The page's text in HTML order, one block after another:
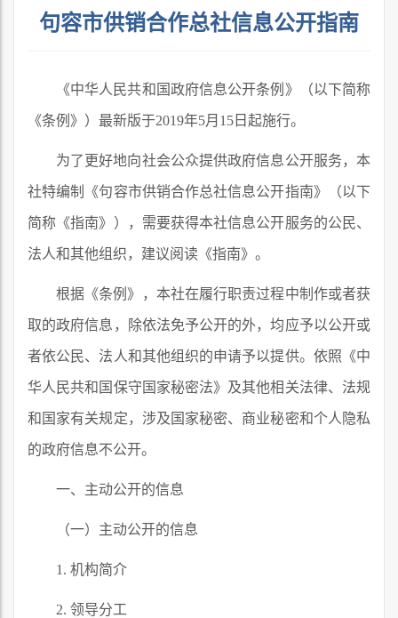
句容市供销合作总社信息公开指南
《中华人民共和国政府信息公开条例》（以下简称
《条例》）最新版于2019年5月15日起施行。
为了更好地向社会公众提供政府信息公开服务，本
社特编制《句容市供销合作总社信息公开指南》（以下
简称《指南》），需要获得本社信息公开服务的公民、
法人和其他组织，建议阅读《指南》。
根据《条例》，本社在履行职责过程中制作或者获
取的政府信息，除依法免予公开的外，均应予以公开或
者依公民、法人和其他组织的申请予以提供。依照《中
华人民共和国保守国家秘密法》及其他相关法律、法规
和国家有关规定，涉及国家秘密、商业秘密和个人隐私
的政府信息不公开。
一、主动公开的信息
（一）主动公开的信息
1. 机构简介
2. 领导分工